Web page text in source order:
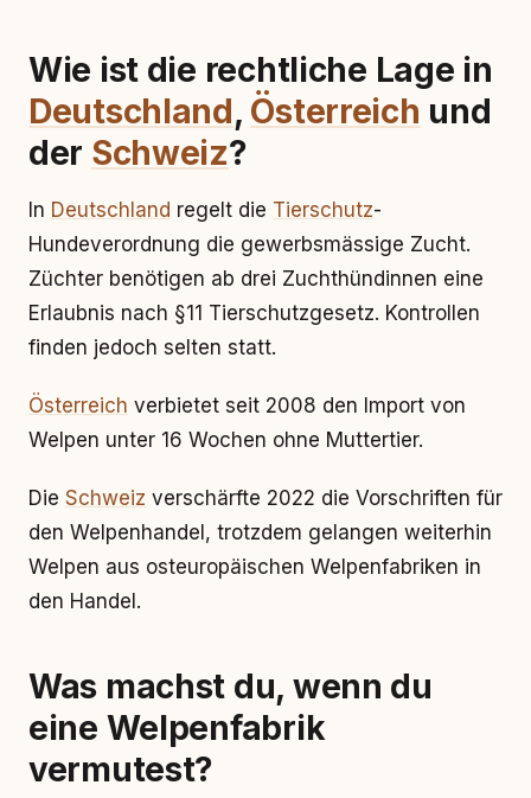
Wie ist die rechtliche Lage in
Deutschland, Österreich und
der Schweiz?
In Deutschland regelt die Tierschutz-
Hundeverordnung die gewerbsmässige Zucht.
Züchter benötigen ab drei Zuchthündinnen eine
Erlaubnis nach §11 Tierschutzgesetz. Kontrollen
finden jedoch selten statt.
Österreich verbietet seit 2008 den Import von
Welpen unter 16 Wochen ohne Muttertier.
Die Schweiz verschärfte 2022 die Vorschriften für
den Welpenhandel, trotzdem gelangen weiterhin
Welpen aus osteuropäischen Welpenfabriken in
den Handel.
Was machst du, wenn du
eine Welpenfabrik
vermutest?